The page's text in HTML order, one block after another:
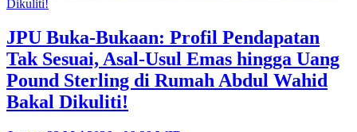
JPU Buka-Bukaan: Profil Pendapatan
Tak Sesuai, Asal-Usul Emas hingga Uang
Pound Sterling di Rumah Abdul Wahid
Bakal Dikuliti!